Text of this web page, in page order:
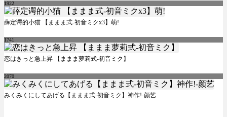
1922
薛定谔的小猫 【ままま式-初音ミクx3】萌!
1741
恋はきっと急上昇 【ままま萝莉式-初音ミク】
2070
みくみくにしてあげる【ままま式-初音ミク】神作!-颜艺